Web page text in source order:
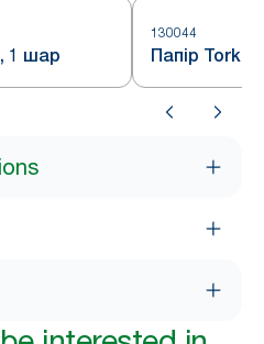
1 шар
130044
Папір Tork